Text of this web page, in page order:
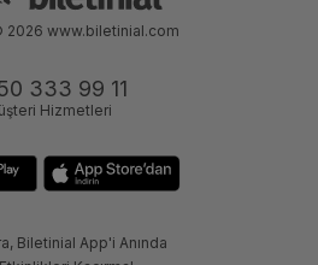
333 99 11
Hizmetleri
Biletinial App'i Anında
2026 www.biletinial.com